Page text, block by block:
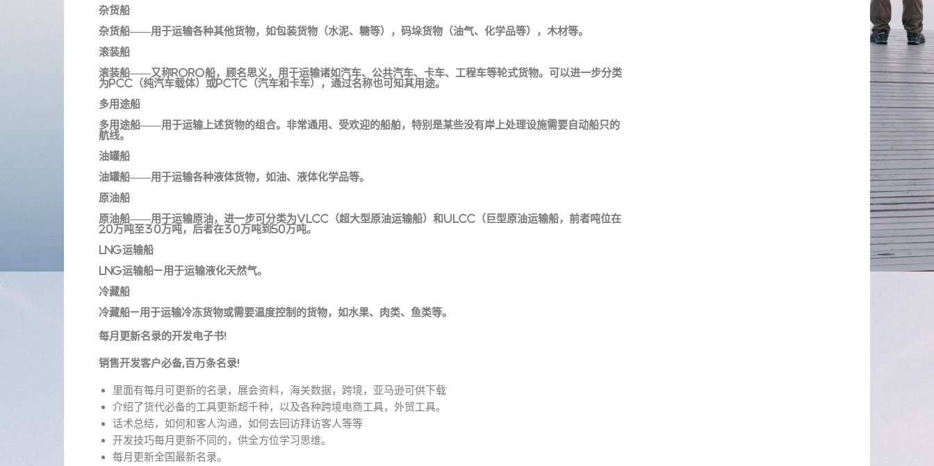
杂货船
杂货船——用于运输各种其他货物，如包装货物（水泥、糖等），码垛货物（油气、化学品等），木材等。
滚装船
滚装船——又称RoRo船，顾名思义，用于运输诸如汽车、公共汽车、卡车、工程车等轮式货物。可以进一步分类
为PCC（纯汽车载体）或PCTC（汽车和卡车），通过名称也可知其用途。
多用途船
多用途船——用于运输上述货物的组合。非常通用、受欢迎的船舶，特别是某些没有岸上处理设施需要自动船只的
航线。
油罐船
油罐船——用于运输各种液体货物，如油、液体化学品等。
原油船
原油船——用于运输原油，进一步可分类为VLCC（超大型原油运输船）和ULCC（巨型原油运输船，前者吨位在
20万吨至30万吨，后者在30万吨到50万吨。
LNG运输船
LNG运输船–用于运输液化天然气。
冷藏船
冷藏船–用于运输冷冻货物或需要温度控制的货物，如水果、肉类、鱼类等。
每月更新名录的开发电子书!
销售开发客户必备,百万条名录!
里面有每月可更新的名录，展会资料，海关数据，跨境，亚马逊可供下载
介绍了货代必备的工具更新超千种，以及各种跨境电商工具，外贸工具。
话术总结，如何和客人沟通，如何去回访拜访客人等等
开发技巧每月更新不同的，供全方位学习思维。
每月更新全国最新名录。